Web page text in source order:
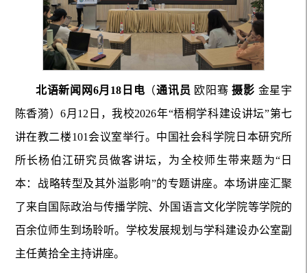
北语新闻网6月18日电 （通讯员 欧阳骞摄影 金星宇
陈香漪）6月12日，我校2026年“梧桐学科建设讲坛”第七
讲在教二楼101会议室举行。中国社会科学院日本研究所
所长杨伯江研究员做客讲坛，为全校师生带来题为“日
本：战略转型及其外溢影响”的专题讲座。本场讲座汇聚
了来自国际政治与传播学院、外国语言文化学院等学院的
百余位师生到场聆听。学校发展规划与学科建设办公室副
主任黄拾全主持讲座。